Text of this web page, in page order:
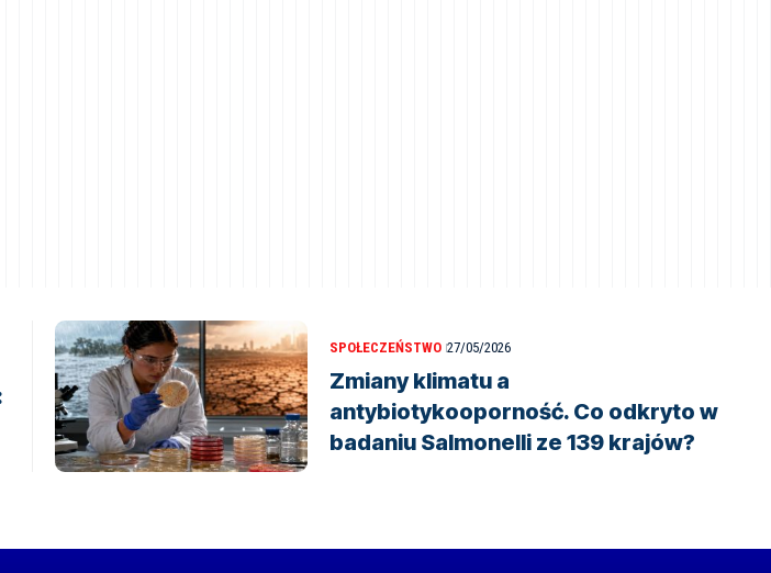
SPOŁECZEŃSTWO 27/05/2026
Zmiany klimatu a
antybiotykooporność. Co odkryto w
badaniu Salmonelli ze 139 krajów?